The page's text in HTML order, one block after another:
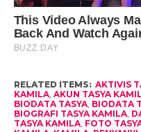
RELATED ITEMS: AKTIVIS
KAMILA, AKUN TASYA
BIODATA TASYA, BIODATA
BIOGRAFI TASYA KAMILA,
TASYA KAMILA, FOTO